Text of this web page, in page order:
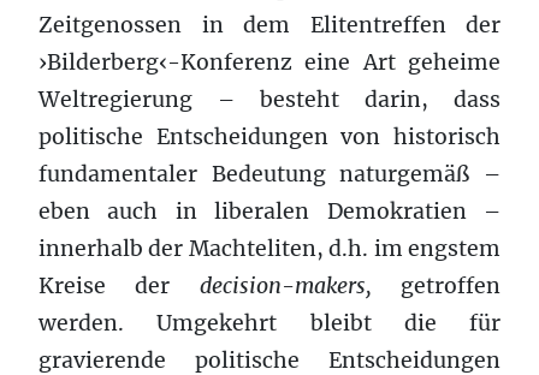
Zeitgenossen in dem Elitentreffen der
›Bilderberg‹-Konferenz eine Art geheime
Weltregierung – besteht darin, dass
politische Entscheidungen von historisch
fundamentaler Bedeutung naturgemäß –
eben auch in liberalen Demokratien –
innerhalb der Machteliten, d.h. im engstem
Kreise der decision-makers, getroffen
werden. Umgekehrt bleibt die für
gravierende politische Entscheidungen